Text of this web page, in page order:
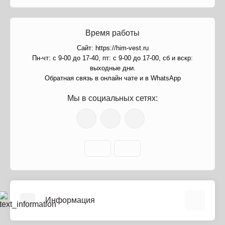
Время работы
Сайт: https://him-vest.ru
Пн-чт: с 9-00 до 17-40, пт: с 9-00 до 17-00, сб и вскр:
выходные дни.
Обратная связь в онлайн чате и в WhatsApp
Мы в социальных сетях:
Информация